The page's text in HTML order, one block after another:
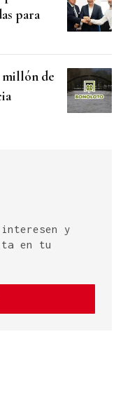
para
millón de
y
en tu